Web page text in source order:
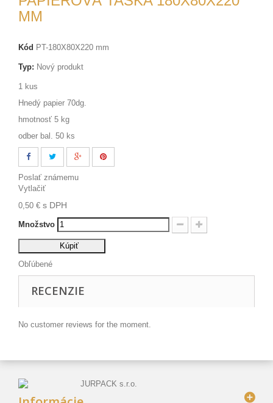
MM
Kód PT-180X80X220 mm
Typ: Nový produkt
1 kus
Hnedý papier 70dg.
hmotnosť 5 kg
odber bal. 50 ks
Poslať známemu
Vytlačiť
0,50 € s DPH
Množstvo
Kúpiť
Obľúbené
RECENZIE
No customer reviews for the moment.